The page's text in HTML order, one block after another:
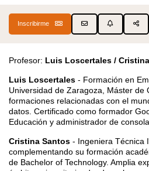
Inscribirme
Profesor: Luis Loscertales /
Luis Loscertales - Formación en
Universidad de Zaragoza, Máster de
formaciones relacionadas con el
datos. Certificado como formador
Educación y administrador de consola.
Cristina Santos - Ingeniera Técnica
complementando su formación
de Bachelor of Technology. Amplia